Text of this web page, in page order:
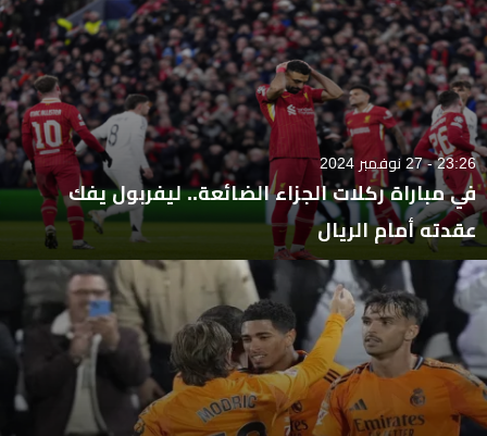
23:26 - 27 نوفمبر 2024
في مباراة ركلات الجزاء الضائعة.. ليفربول يفك
عقدته أمام الريال